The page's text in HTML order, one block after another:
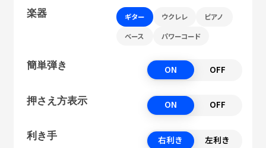
楽器 ギター ウクレレ ピアノ
ベース パワーコード
簡単弾き ON OFF
押さえ方表示 ON OFF
利き手 右利き 左利き